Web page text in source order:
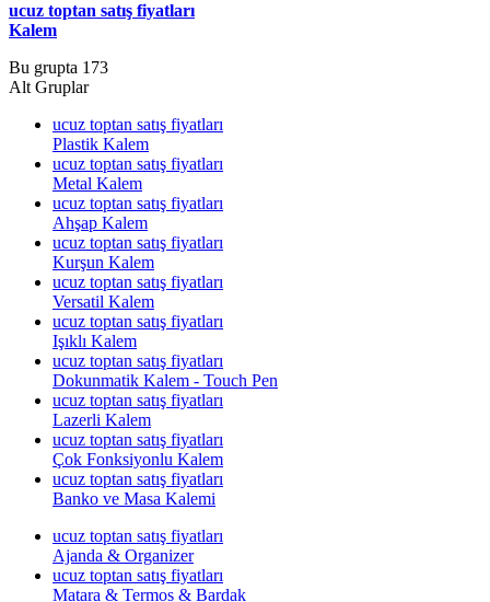
ucuz toptan satış fiyatları
Kalem
Bu grupta 173
Alt Gruplar
ucuz toptan satış fiyatları
Plastik Kalem
ucuz toptan satış fiyatları
Metal Kalem
ucuz toptan satış fiyatları
Ahşap Kalem
ucuz toptan satış fiyatları
Kurşun Kalem
ucuz toptan satış fiyatları
Versatil Kalem
ucuz toptan satış fiyatları
Işıklı Kalem
ucuz toptan satış fiyatları
Dokunmatik Kalem - Touch Pen
ucuz toptan satış fiyatları
Lazerli Kalem
ucuz toptan satış fiyatları
Çok Fonksiyonlu Kalem
ucuz toptan satış fiyatları
Banko ve Masa Kalemi
ucuz toptan satış fiyatları
Ajanda & Organizer
ucuz toptan satış fiyatları
Matara & Termos & Bardak